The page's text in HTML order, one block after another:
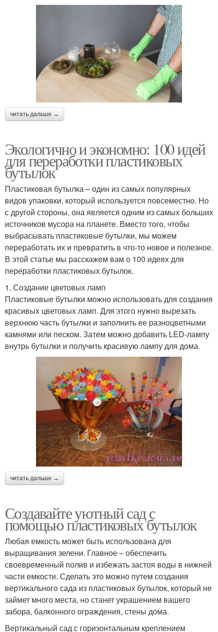
читать дальше →
Экологично и экономно: 100 идей
для переработки пластиковых
бутылок
Пластиковая бутылка – один из самых популярных
видов упаковки, который используется повсеместно. Но
с другой стороны, она является одним из самых больших
источников мусора на планете. Вместо того, чтобы
выбрасывать пластиковые бутылки, мы можем
переработать их и превратить в что-то новое и полезное.
В этой статье мы расскажем вам о 100 идеях для
переработки пластиковых бутылок.
1. Создание цветовых ламп
Пластиковые бутылки можно использовать для создания
красивых цветовых ламп. Для этого нужно вырезать
верхнюю часть бутылки и заполнить ее разноцветными
камнями или песком. Затем можно добавить LED-лампу
внутрь бутылки и получить красивую лампу для дома.
читать дальше →
Создавайте уютный сад с
помощью пластиковых бутылок
Любая емкость может быть использована для
выращивания зелени. Главное – обеспечить
своевременный полив и избежать застоя воды в нижней
части емкости. Сделать это можно путем создания
вертикального сада из пластиковых бутылок, который не
займет много места, но станет украшением вашего
забора, балконного ограждения, стены дома.
Вертикальный сад с горизонтальным креплением